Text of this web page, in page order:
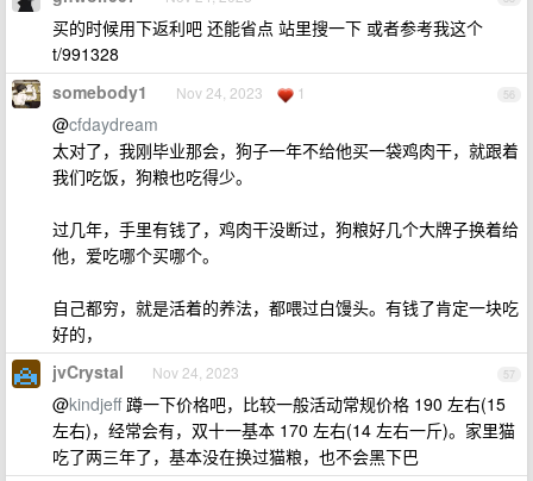
买的时候用下返利吧 还能省点 站里搜一下 或者参考我这个
t/991328
56
somebody1 Nov 24, 2023 1
@cfdaydream
太对了，我刚毕业那会，狗子一年不给他买一袋鸡肉干，就跟着
我们吃饭，狗粮也吃得少。
过几年，手里有钱了，鸡肉干没断过，狗粮好几个大牌子换着给
他，爱吃哪个买哪个。
自己都穷，就是活着的养法，都喂过白馒头。有钱了肯定一块吃
好的，
57
jvCrystal Nov 24, 2023
@kindjeff蹲一下价格吧，比较一般活动常规价格 190 左右(15
左右)，经常会有，双十一基本 170 左右(14 左右一斤)。家里猫
吃了两三年了，基本没在换过猫粮，也不会黑下巴